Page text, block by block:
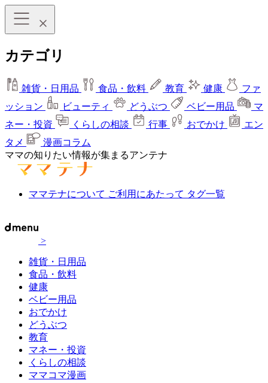
カテゴリ
雑貨・日用品 食品・飲料 教育 健康
ファ
ッション
ビューティ どうぶつ ベビー用品
マ
ネー・投資
くらしの相談 行事 おでかけ
エン
タメ
漫画コラム
ママの知りたい情報が集まるアンテナ
ママテナについて ご利用にあたって タグ一覧
>
雑貨・日用品
食品・飲料
健康
ベビー用品
おでかけ
どうぶつ
教育
マネー・投資
くらしの相談
ママコマ漫画